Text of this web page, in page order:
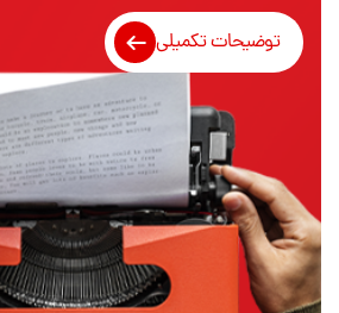
توضیحات تکمیلی